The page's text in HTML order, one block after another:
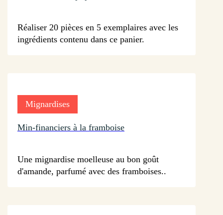
Réaliser 20 pièces en 5 exemplaires avec les
ingrédients contenu dans ce panier.
Mignardises
Min-financiers à la framboise
Une mignardise moelleuse au bon goût
d'amande, parfumé avec des framboises..